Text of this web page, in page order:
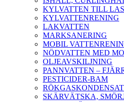
KYLVATTEN TILL
KYLVATTENRENING
LAKVATTEN
MARKSANERING
MOBIL
NÖDVATTEN MED
OLJEAVSKILJNING
PANNVATTEN –
PESTICIDER-BAM
RÖKGASKONDENSAT
SKÄRVÄTSKA,